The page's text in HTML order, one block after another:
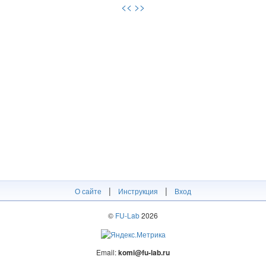
<< >>
О сайте | Инструкция | Вход
© FU-Lab2026
Email:komi@fu-lab.ru